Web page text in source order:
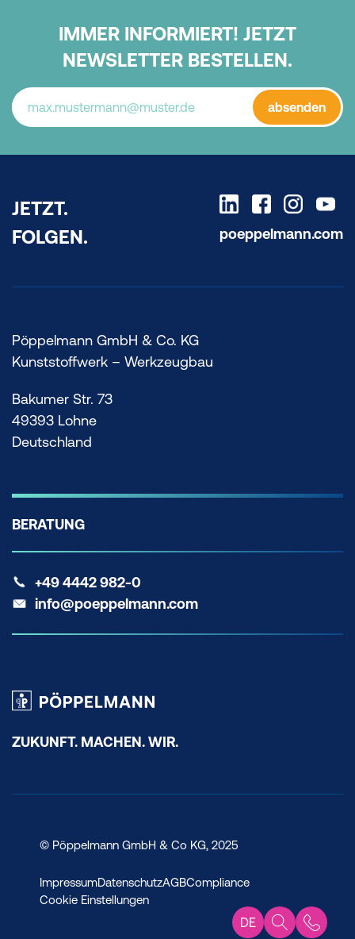
DE
IMMER INFORMIERT! JETZT
NEWSLETTER BESTELLEN.
absenden
JETZT.
FOLGEN.
poeppelmann.com
Pöppelmann GmbH & Co. KG
Kunststoffwerk – Werkzeugbau
Bakumer Str. 73
49393 Lohne
Deutschland
BERATUNG
+49 4442 982-0
info@poeppelmann.com
ZUKUNFT. MACHEN. WIR.
© Pöppelmann GmbH & Co KG, 2025
ImpressumDatenschutzAGBCompliance
Cookie Einstellungen